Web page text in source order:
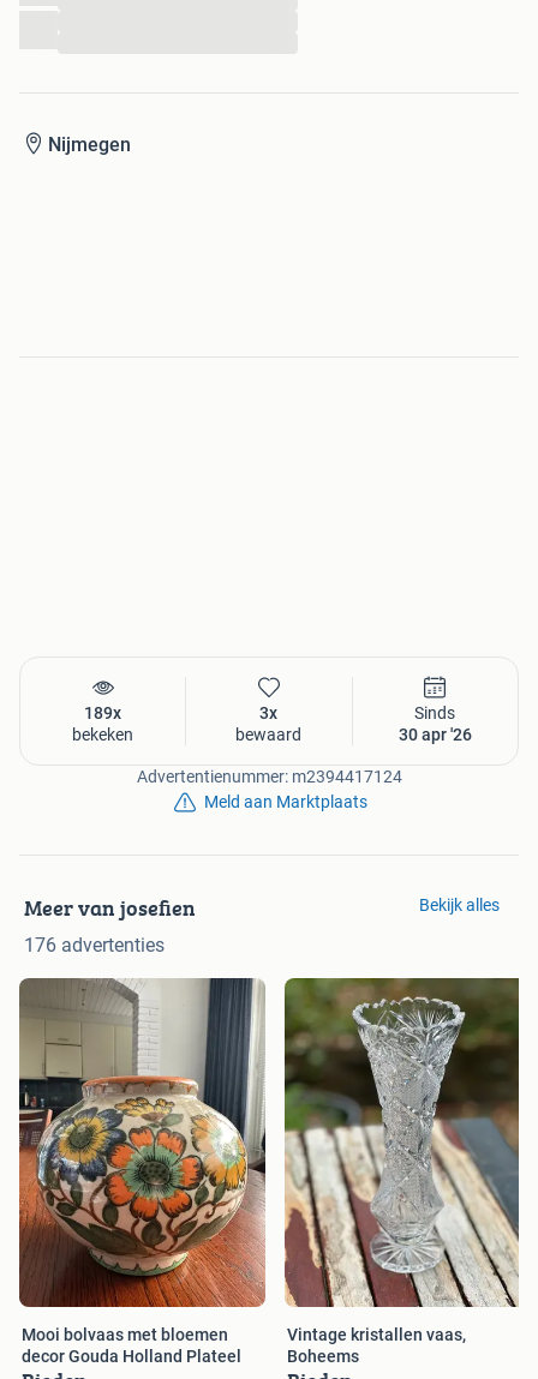
Nijmegen
189x
bekeken
3x
bewaard
Sinds
30 apr '26
Advertentienummer: m2394417124
Meld aan Marktplaats
Meer van josefien
176 advertenties
Bekijk alles
Mooi bolvaas met bloemen
decor Gouda Holland Plateel
Vintage kristallen vaas,
Boheems